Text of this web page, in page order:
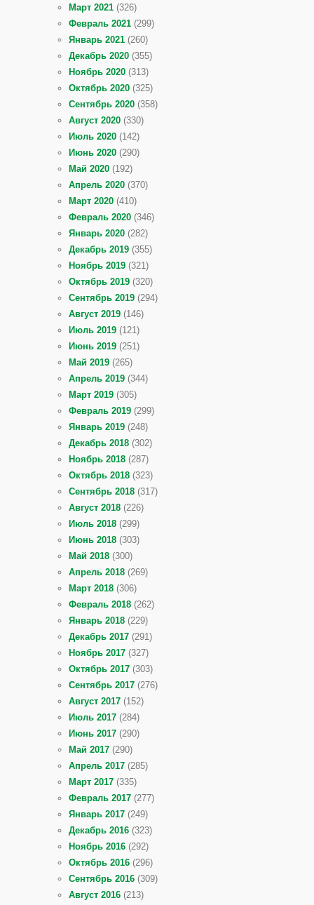
Март 2021 (326)
Февраль 2021 (299)
Январь 2021 (260)
Декабрь 2020 (355)
Ноябрь 2020 (313)
Октябрь 2020 (325)
Сентябрь 2020 (358)
Август 2020 (330)
Июль 2020 (142)
Июнь 2020 (290)
Май 2020 (192)
Апрель 2020 (370)
Март 2020 (410)
Февраль 2020 (346)
Январь 2020 (282)
Декабрь 2019 (355)
Ноябрь 2019 (321)
Октябрь 2019 (320)
Сентябрь 2019 (294)
Август 2019 (146)
Июль 2019 (121)
Июнь 2019 (251)
Май 2019 (265)
Апрель 2019 (344)
Март 2019 (305)
Февраль 2019 (299)
Январь 2019 (248)
Декабрь 2018 (302)
Ноябрь 2018 (287)
Октябрь 2018 (323)
Сентябрь 2018 (317)
Август 2018 (226)
Июль 2018 (299)
Июнь 2018 (303)
Май 2018 (300)
Апрель 2018 (269)
Март 2018 (306)
Февраль 2018 (262)
Январь 2018 (229)
Декабрь 2017 (291)
Ноябрь 2017 (327)
Октябрь 2017 (303)
Сентябрь 2017 (276)
Август 2017 (152)
Июль 2017 (284)
Июнь 2017 (290)
Май 2017 (290)
Апрель 2017 (285)
Март 2017 (335)
Февраль 2017 (277)
Январь 2017 (249)
Декабрь 2016 (323)
Ноябрь 2016 (292)
Октябрь 2016 (296)
Сентябрь 2016 (309)
Август 2016 (213)